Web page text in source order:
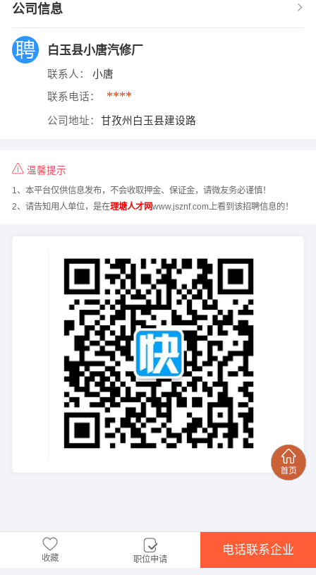
公司信息
白玉县小唐汽修厂
联系人： 小唐
联系电话： ****
公司地址： 甘孜州白玉县建设路
温馨提示
1、本平台仅供信息发布，不会收取押金、保证金，请微友务必谨慎！
2、请告知用人单位，是在理塘人才网www.jsznf.com上看到该招聘信息的！
收藏 职位申请
电话联系企业